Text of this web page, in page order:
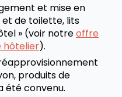
et mise en
et de toilette, lits
» (voir notreoffre
hôtelier).
produits de
été convenu.